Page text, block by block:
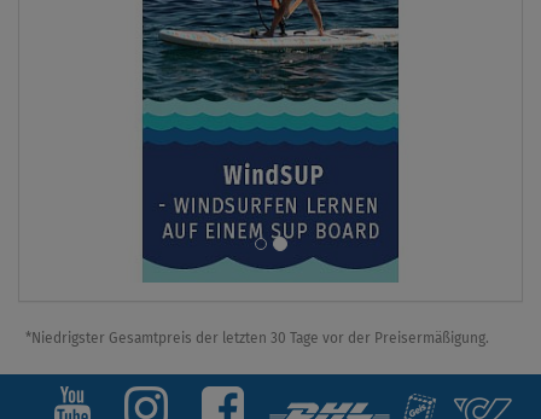
*Niedrigster Gesamtpreis der letzten 30 Tage vor der Preisermäßigung.